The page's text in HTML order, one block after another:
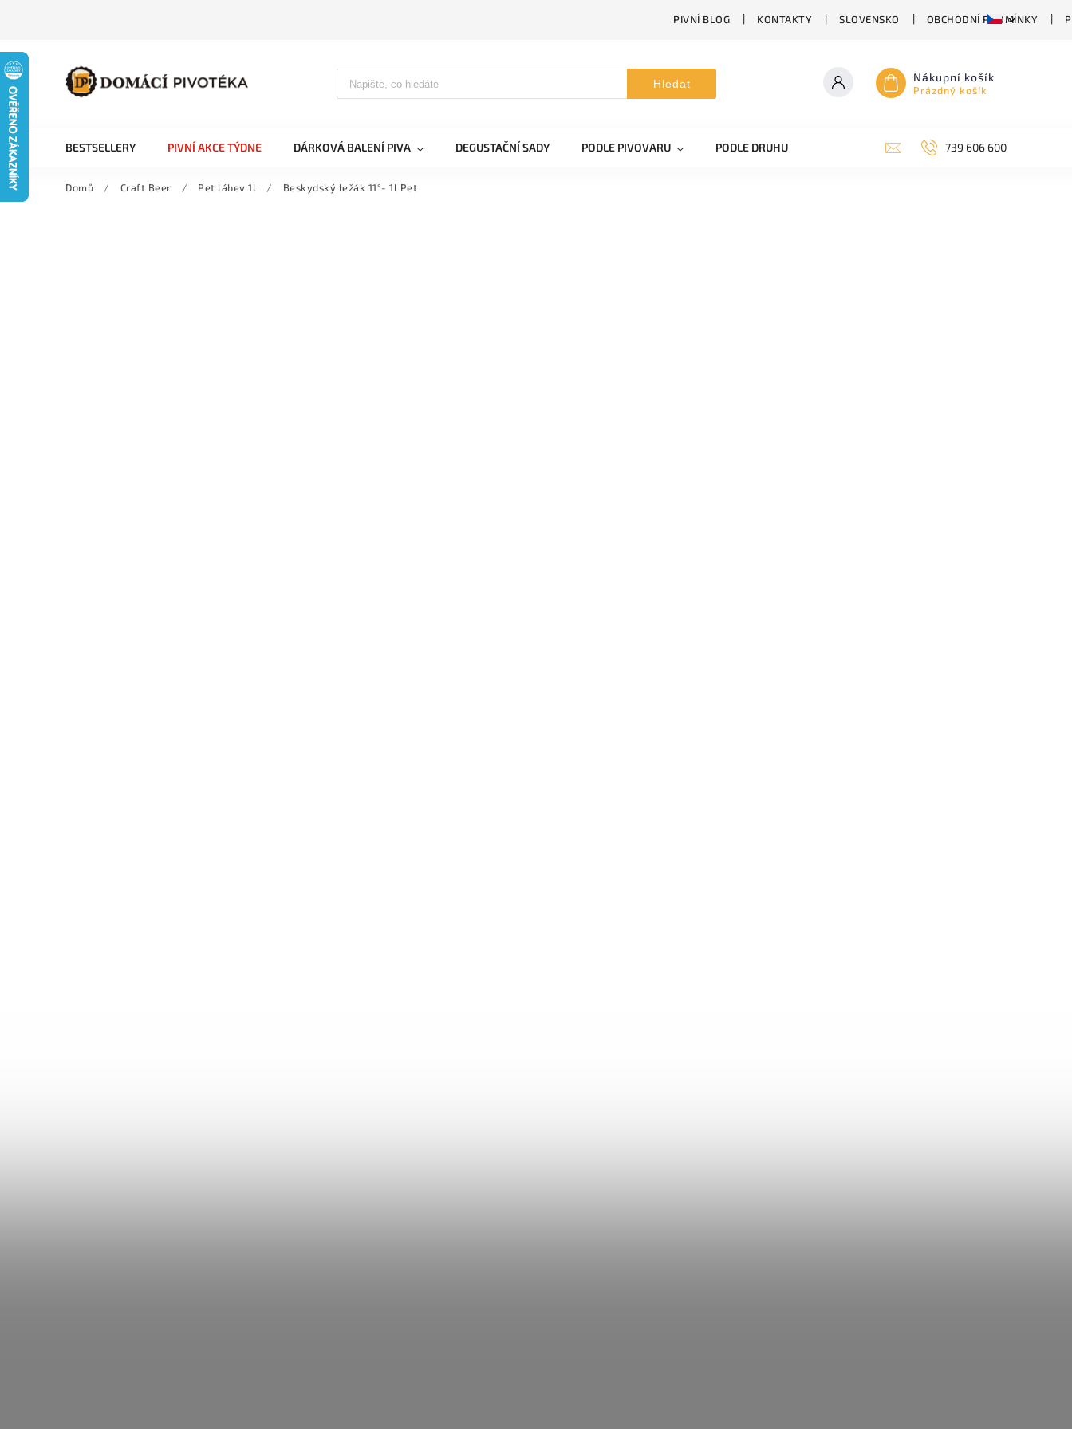
PIVNÍ BLOG KONTAKTY SLOVENSKO OBCHODNÍ PODMÍNKY
Hledat Nákupní košík
Prázdný košík
BESTSELLERY PIVNÍ AKCE TÝDNE DÁRKOVÁ BALENÍ PIVA DEGUSTAČNÍ SADY PODLE PIVOVARU PODLE DRUHU PIVA SUDOVÉ PIVO PIVO V PLECHU
739 606 600
Domů / Craft Beer / Pet láhev 1l / Beskydský ležák 11°- 1l Pet